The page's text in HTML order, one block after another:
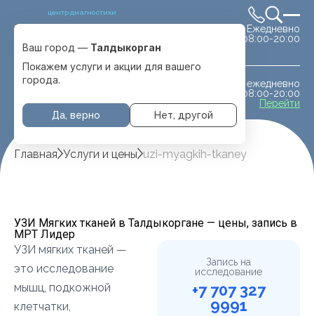
центр диагностики
Выбрать город
с. Отеген батыра
Ежедневно
08:00-20:00
ежедневно
08:00-20:00
Перейти
Ваш город — Талдыкорган
Покажем услуги и акции для вашего
города.
Да, верно Нет, другой
Главная Услуги и цены uzi-myagkih-tkaney
УЗИ Мягких тканей в Талдыкоргане — цены, запись в
МРТ Лидер
УЗИ мягких тканей —
это исследование
мышц, подкожной
клетчатки,
Запись на
исследование
+7 707 327
9991